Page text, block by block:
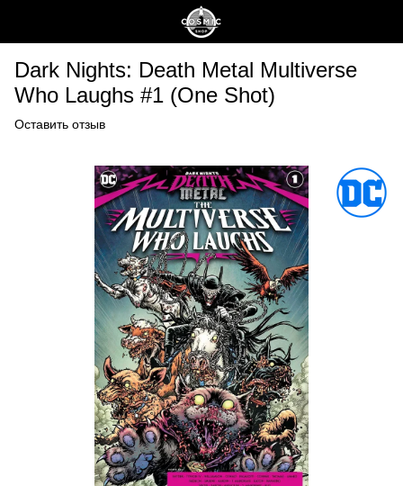
Dark Nights: Death Metal Multiverse
Who Laughs #1 (One Shot)
Оставить отзыв